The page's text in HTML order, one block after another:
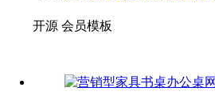
开源 会员模板